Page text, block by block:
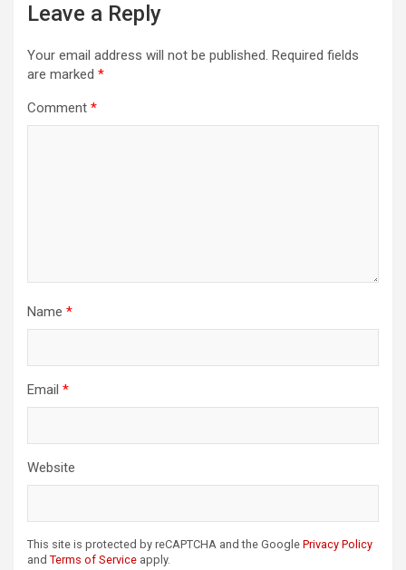
Leave a Reply
Your email address will not be published. Required fields
are marked *
Comment *
Name *
Email *
Website
This site is protected by reCAPTCHA and the Google Privacy Policy
and Terms of Service apply.